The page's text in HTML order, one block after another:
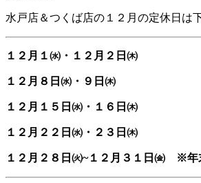
水戸店＆つくば店の１２月の定休日は
１２月１㈬・１２月２日㈭
１２月８日㈬・９日㈭
１２月１５日㈬・１６日㈭
１２月２２日㈬・２３日㈭
１２月２８日㈫~１２月３１日㈮ ※年